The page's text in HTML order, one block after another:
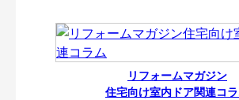
リフォームマガジン
住宅向け室内ドア関連コ